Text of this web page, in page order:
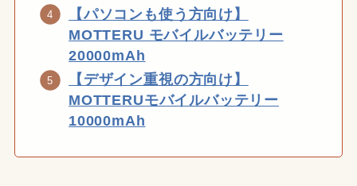
【パソコンも使う方向け】
MOTTERU モバイルバッテリー
20000mAh
【デザイン重視の方向け】
MOTTERUモバイルバッテリー
10000mAh